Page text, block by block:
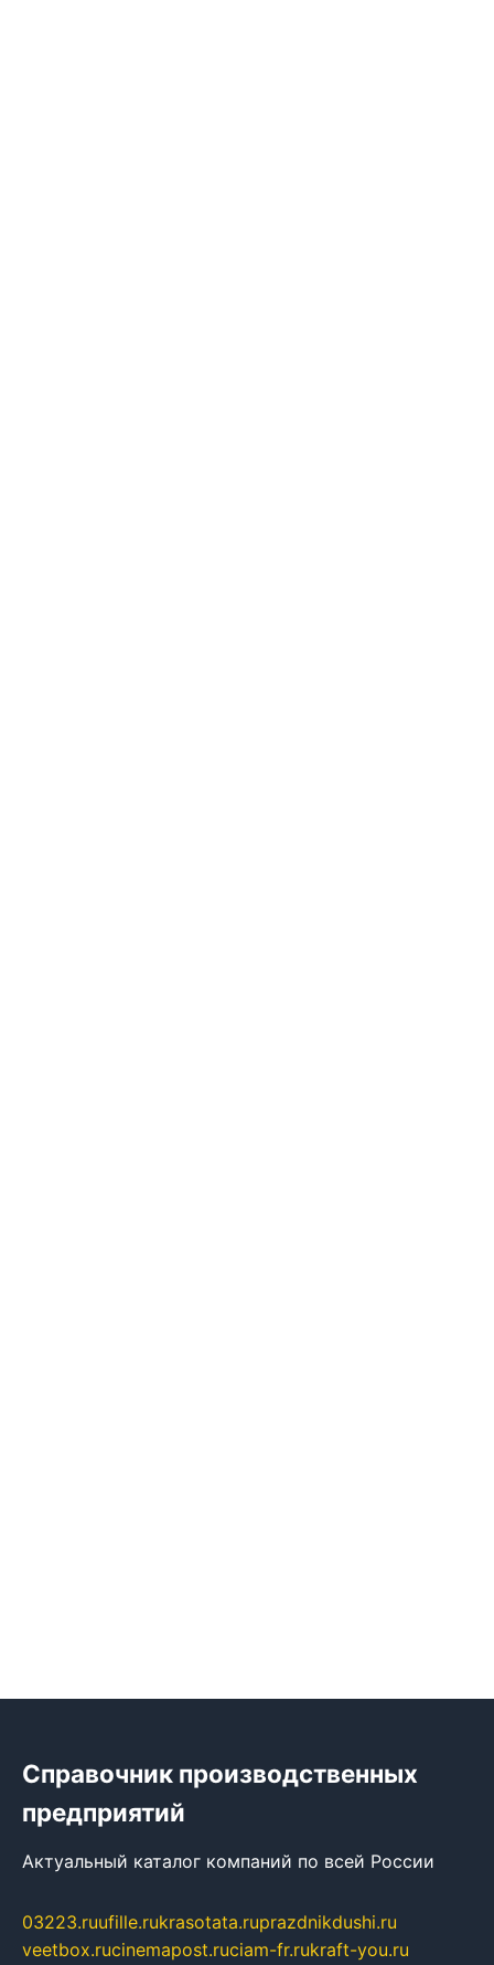
Справочник производственных
предприятий
Актуальный каталог компаний по всей России
03223.ruufille.rukrasotata.ruprazdnikdushi.ru
veetbox.rucinemapost.ruciam-fr.rukraft-you.ru